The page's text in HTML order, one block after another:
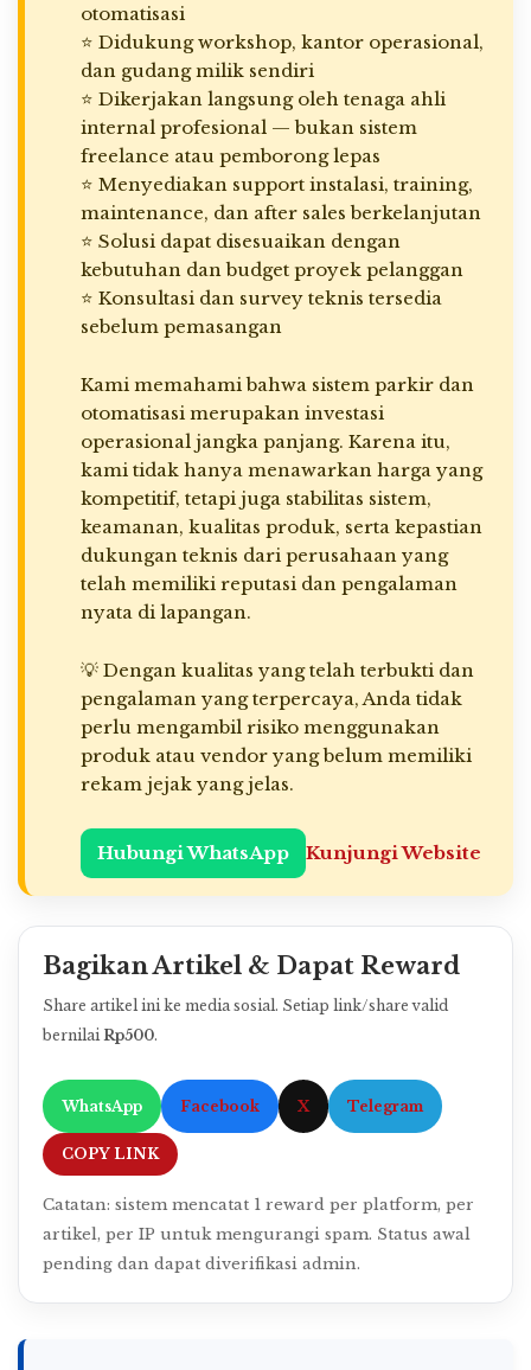
otomatisasi
⭐ Didukung workshop, kantor operasional,
dan gudang milik sendiri
⭐ Dikerjakan langsung oleh tenaga ahli
internal profesional — bukan sistem
freelance atau pemborong lepas
⭐ Menyediakan support instalasi, training,
maintenance, dan after sales berkelanjutan
⭐ Solusi dapat disesuaikan dengan
kebutuhan dan budget proyek pelanggan
⭐ Konsultasi dan survey teknis tersedia
sebelum pemasangan
Kami memahami bahwa sistem parkir dan
otomatisasi merupakan investasi
operasional jangka panjang. Karena itu,
kami tidak hanya menawarkan harga yang
kompetitif, tetapi juga stabilitas sistem,
keamanan, kualitas produk, serta kepastian
dukungan teknis dari perusahaan yang
telah memiliki reputasi dan pengalaman
nyata di lapangan.
💡 Dengan kualitas yang telah terbukti dan
pengalaman yang terpercaya, Anda tidak
perlu mengambil risiko menggunakan
produk atau vendor yang belum memiliki
rekam jejak yang jelas.
Hubungi WhatsApp Kunjungi Website
Bagikan Artikel & Dapat Reward
Share artikel ini ke media sosial. Setiap link/share valid
bernilai Rp500.
WhatsApp Facebook X Telegram
COPY LINK
Catatan: sistem mencatat 1 reward per platform, per
artikel, per IP untuk mengurangi spam. Status awal
pending dan dapat diverifikasi admin.